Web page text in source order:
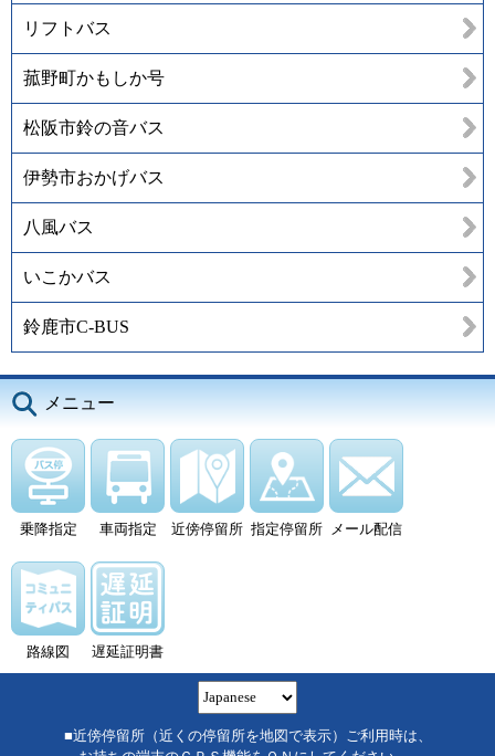
リフトバス
菰野町かもしか号
松阪市鈴の音バス
伊勢市おかげバス
八風バス
いこかバス
鈴鹿市C-BUS
メニュー
乗降指定 車両指定 近傍停留所 指定停留所 メール配信
路線図 遅延証明書
■近傍停留所（近くの停留所を地図で表示）ご利用時は、